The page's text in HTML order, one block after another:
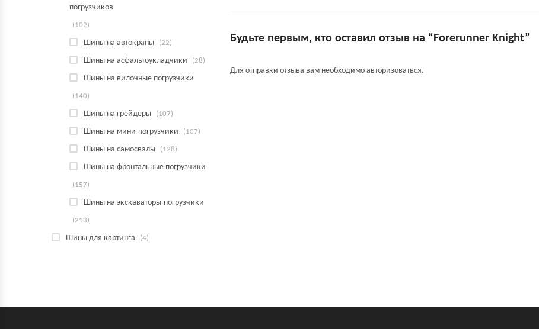
Будьте первым, кто оставил отзыв на “Forerunner Knight”
Для отправки отзыва вам необходимо авторизоваться.
погрузчиков
(102)
Шины на автокраны (22)
Шины на асфальтоукладчики (28)
Шины на вилочные погрузчики
(140)
Шины на грейдеры (107)
Шины на мини-погрузчики (107)
Шины на самосвалы (128)
Шины на фронтальные погрузчики
(157)
Шины на экскаваторы-погрузчики
(213)
Шины для картинга (4)